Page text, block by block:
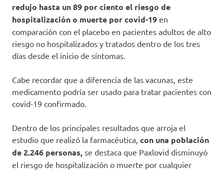
redujo hasta un 89 por ciento el riesgo de
hospitalización o muerte por covid-19 en
comparación con el placebo en pacientes adultos de alto
riesgo no hospitalizados y tratados dentro de los tres
días desde el inicio de síntomas.
Cabe recordar que a diferencia de las vacunas, este
medicamento podría ser usado para tratar pacientes con
covid-19 confirmado.
Dentro de los principales resultados que arroja el
estudio que realizó la farmacéutica, con una población
de 2.246 personas, se destaca que Paxlovid disminuyó
el riesgo de hospitalización o muerte por cualquier